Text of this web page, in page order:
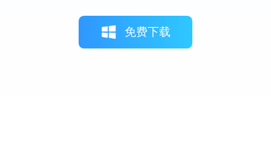
免费下载